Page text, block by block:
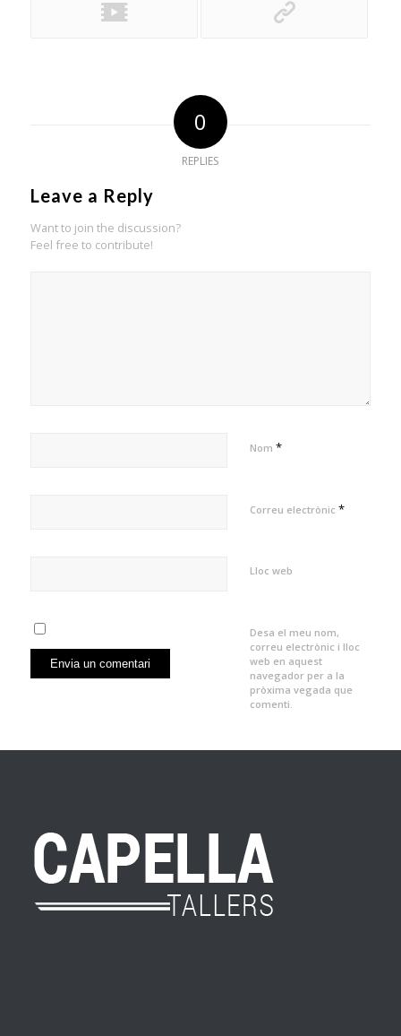
0
REPLIES
Leave a Reply
Want to join the discussion?
Feel free to contribute!
Nom *
Correu electrònic *
Lloc web
Desa el meu nom,
correu electrònic i lloc
web en aquest
navegador per a la
pròxima vegada que
comenti.